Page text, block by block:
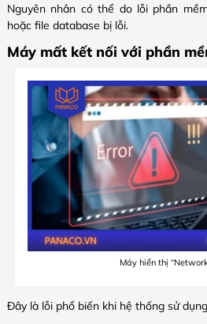
Nguyên nhân có thể do lỗi phần
hoặc file database bị lỗi.
Máy mất kết nối với phần
Máy hiển thị
Đây là lỗi phổ biến khi hệ thống sử